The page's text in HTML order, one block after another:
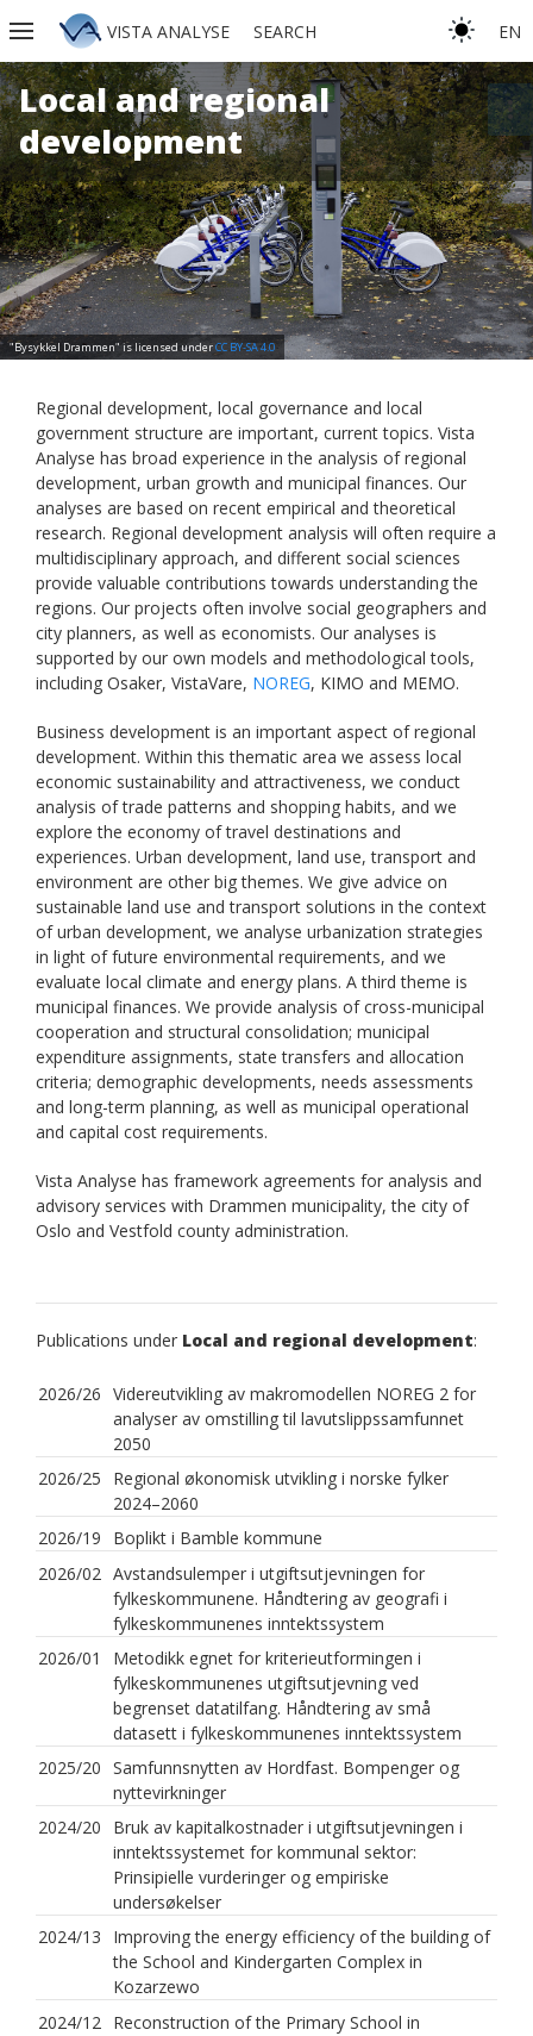
VISTA ANALYSE SEARCH EN
Local and regional
development
"Bysykkel Drammen" is licensed underCC BY-SA 4.0
Regional development, local governance and local
government structure are important, current topics. Vista
Analyse has broad experience in the analysis of regional
development, urban growth and municipal finances. Our
analyses are based on recent empirical and theoretical
research. Regional development analysis will often require a
multidisciplinary approach, and different social sciences
provide valuable contributions towards understanding the
regions. Our projects often involve social geographers and
city planners, as well as economists. Our analyses is
supported by our own models and methodological tools,
including Osaker, VistaVare, NOREG, KIMO and MEMO.
Business development is an important aspect of regional
development. Within this thematic area we assess local
economic sustainability and attractiveness, we conduct
analysis of trade patterns and shopping habits, and we
explore the economy of travel destinations and
experiences. Urban development, land use, transport and
environment are other big themes. We give advice on
sustainable land use and transport solutions in the context
of urban development, we analyse urbanization strategies
in light of future environmental requirements, and we
evaluate local climate and energy plans. A third theme is
municipal finances. We provide analysis of cross-municipal
cooperation and structural consolidation; municipal
expenditure assignments, state transfers and allocation
criteria; demographic developments, needs assessments
and long-term planning, as well as municipal operational
and capital cost requirements.
Vista Analyse has framework agreements for analysis and
advisory services with Drammen municipality, the city of
Oslo and Vestfold county administration.
Publications under Local and regional development:
2026/26 Videreutvikling av makromodellen NOREG 2 for
analyser av omstilling til lavutslippssamfunnet
2050
2026/25
Regional økonomisk utvikling i norske fylker
2024–2060
2026/19
Boplikt i Bamble kommune
2026/02 Avstandsulemper i utgiftsutjevningen for
fylkeskommunene. Håndtering av geografi i
fylkeskommunenes inntektssystem
2026/01
Metodikk egnet for kriterieutformingen i
fylkeskommunenes utgiftsutjevning ved
begrenset datatilfang. Håndtering av små
datasett i fylkeskommunenes inntektssystem
2025/20 Samfunnsnytten av Hordfast. Bompenger og
nyttevirkninger
2024/20
Bruk av kapitalkostnader i utgiftsutjevningen i
inntektssystemet for kommunal sektor:
Prinsipielle vurderinger og empiriske
undersøkelser
2024/13
Improving the energy efficiency of the building of
the School and Kindergarten Complex in
Kozarzewo
2024/12
Reconstruction of the Primary School in
more_vert